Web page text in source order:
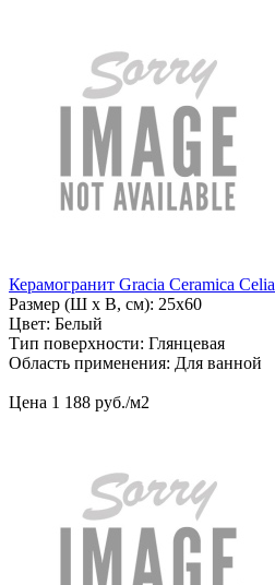
Керамогранит Gracia Ceramica Celia
Размер (Ш х В, см): 25х60
Цвет: Белый
Тип поверхности: Глянцевая
Область применения: Для ванной
Цена 1 188 руб./м2